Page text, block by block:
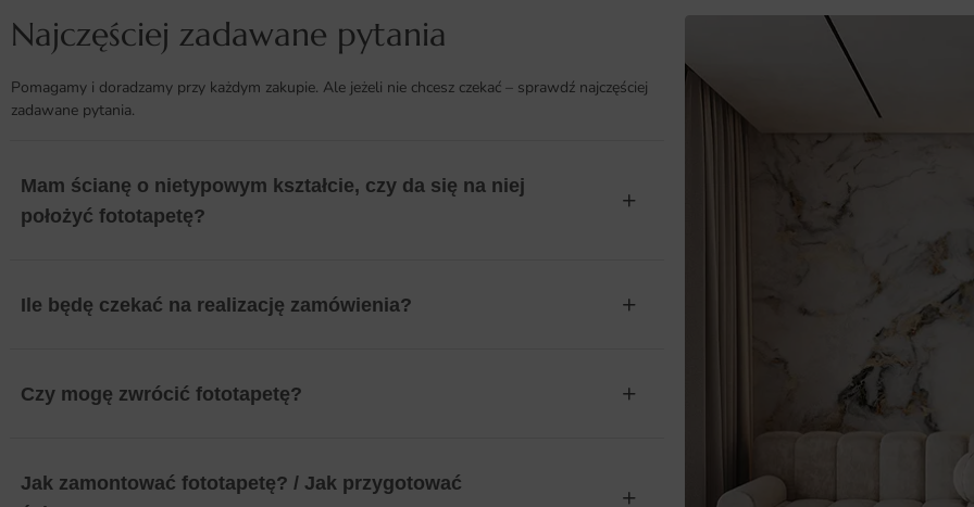
Najczęściej zadawane pytania
Pomagamy i doradzamy przy każdym zakupie. Ale jeżeli nie chcesz czekać – sprawdź najczęściej
zadawane pytania.
Mam ścianę o nietypowym kształcie, czy da się na niej
położyć fototapetę?
Ile będę czekać na realizację zamówienia?
Czy mogę zwrócić fototapetę?
Jak zamontować fototapetę? / Jak przygotować